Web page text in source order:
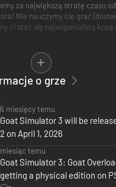
za największą stratę czasu
Nie nauczymy cię grać
ci stać się najwspanialszą kozą
o grze
6 miesięcy temu
Goat Simulator 3 will be
2 on April 1, 2026
miesiąc temu
Goat Simulator 3: Goat
getting a physical edition on